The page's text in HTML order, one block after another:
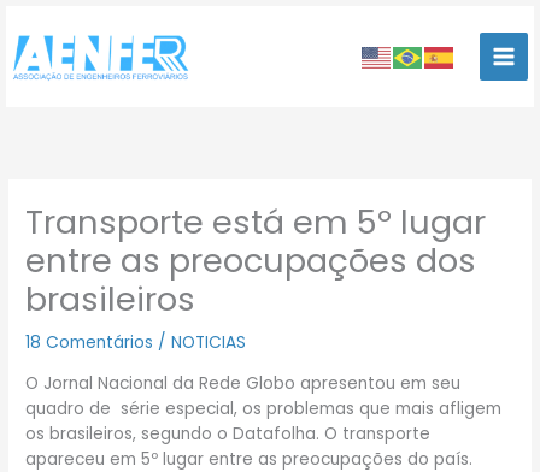
para
conteúdo
Transporte está em 5º lugar
entre as preocupações dos
brasileiros
18 Comentários /NOTICIAS
O Jornal Nacional da Rede Globo apresentou em seu
quadro de série especial, os problemas que mais afligem
os brasileiros, segundo o Datafolha. O transporte
apareceu em 5º lugar entre as preocupações do país.